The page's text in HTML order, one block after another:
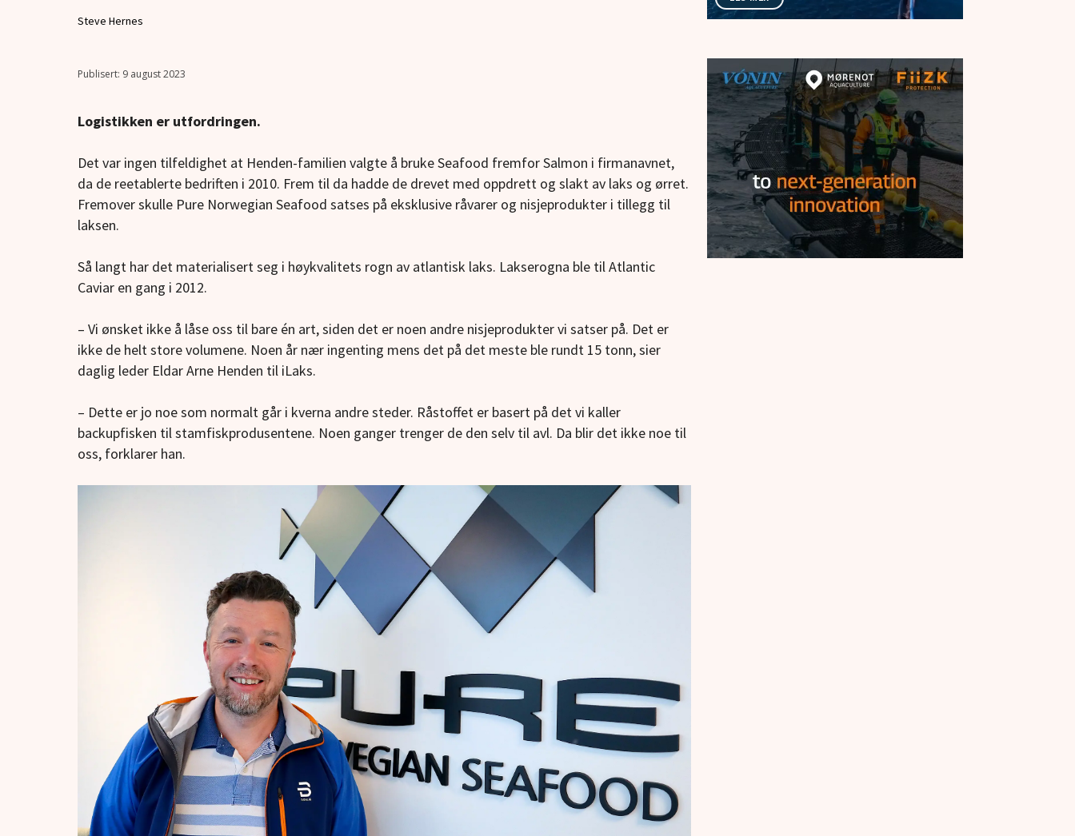
Steve Hernes
9 august 2023
Logistikken er utfordringen.
Det var ingen tilfeldighet at Henden-familien valgte å bruke Seafood fremfor Salmon i firmanavnet,
da de reetablerte bedriften i 2010. Frem til da hadde de drevet med oppdrett og slakt av laks og ørret.
Fremover skulle Pure Norwegian Seafood satses på eksklusive råvarer og nisjeprodukter i tillegg til
laksen.
Så langt har det materialisert seg i høykvalitets rogn av atlantisk laks. Lakserogna ble til Atlantic
Caviar en gang i 2012.
– Vi ønsket ikke å låse oss til bare én art, siden det er noen andre nisjeprodukter vi satser på. Det er
ikke de helt store volumene. Noen år nær ingenting mens det på det meste ble rundt 15 tonn, sier
daglig leder Eldar Arne Henden til iLaks.
– Dette er jo noe som normalt går i kverna andre steder. Råstoffet er basert på det vi kaller
backupfisken til stamfiskprodusentene. Noen ganger trenger de den selv til avl. Da blir det ikke noe til
oss, forklarer han.